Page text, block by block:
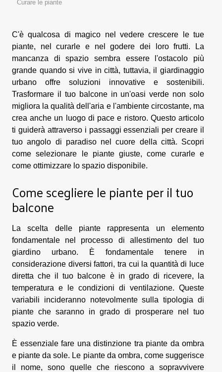
Curare le piante
C'è qualcosa di magico nel vedere crescere le tue
piante, nel curarle e nel godere dei loro frutti. La
mancanza di spazio sembra essere l'ostacolo più
grande quando si vive in città, tuttavia, il giardinaggio
urbano offre soluzioni innovative e sostenibili.
Trasformare il tuo balcone in un'oasi verde non solo
migliora la qualità dell'aria e l'ambiente circostante, ma
crea anche un luogo di pace e ristoro. Questo articolo
ti guiderà attraverso i passaggi essenziali per creare il
tuo angolo di paradiso nel cuore della città. Scopri
come selezionare le piante giuste, come curarle e
come ottimizzare lo spazio disponibile.
Come scegliere le piante per il tuo
balcone
La scelta delle piante rappresenta un elemento
fondamentale nel processo di allestimento del tuo
giardino urbano. È fondamentale tenere in
considerazione diversi fattori, tra cui la quantità di luce
diretta che il tuo balcone è in grado di ricevere, la
temperatura e le condizioni di ventilazione. Queste
variabili incideranno notevolmente sulla tipologia di
piante che saranno in grado di prosperare nel tuo
spazio verde.
È essenziale fare una distinzione tra piante da ombra
e piante da sole. Le piante da ombra, come suggerisce
il nome, sono quelle che riescono a sopravvivere